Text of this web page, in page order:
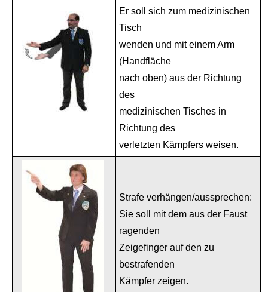
Er soll sich zum medizinischen
Tisch
wenden und mit einem Arm
(Handfläche
nach oben) aus der Richtung
des
medizinischen Tisches in
Richtung des
verletzten Kämpfers weisen.
Strafe verhängen/aussprechen:
Sie soll mit dem aus der Faust
ragenden
Zeigefinger auf den zu
bestrafenden
Kämpfer zeigen.